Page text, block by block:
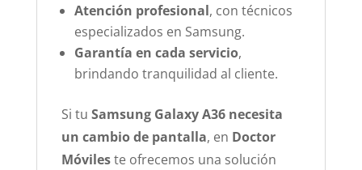
Atención profesional, con técnicos
especializados en Samsung.
Garantía en cada servicio,
brindando tranquilidad al cliente.
Si tu Samsung Galaxy A36 necesita
un cambio de pantalla, en Doctor
Móvileste ofrecemos una solución